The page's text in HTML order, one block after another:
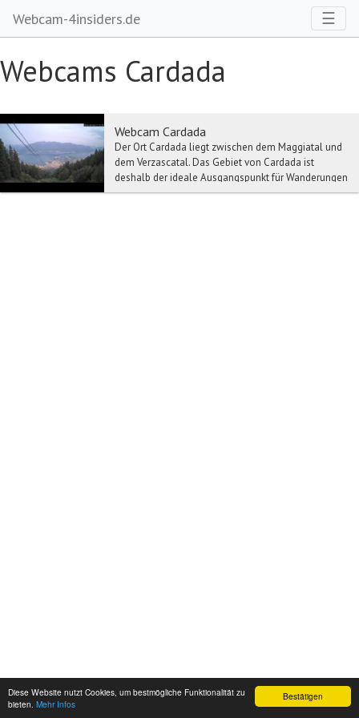
Bestätigen
Diese Website nutzt Cookies, um bestmögliche Funktionalität zu
bieten. Mehr Infos
Webcam-4insiders.de ☰
Webcams Cardada
Webcam Cardada
Der Ort Cardada liegt zwischen dem Maggiatal und
dem Verzascatal. Das Gebiet von Cardada ist
deshalb der ideale Ausgangspunkt für Wanderungen
in be...